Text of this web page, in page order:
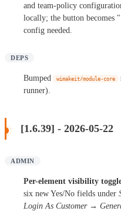
and team-policy
locally; the button becomes
config needed.
DEPS
Bumped wimakeit/module-core
runner).
[1.6.39] - 2026-05-22
ADMIN
Per-element visibility
six new Yes/No fields under
Login As Customer →